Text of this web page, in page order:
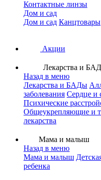
Контактные линзы
Дом и сад
Дом и сад Канцтовары
Акции
Лекарства и
Назад в меню
Лекарства и БАДы
заболевания Сердце и
Психические
Общеукрепляющие и
лекарства
Мама и малыш
Назад в меню
Мама и малыш
ребенка